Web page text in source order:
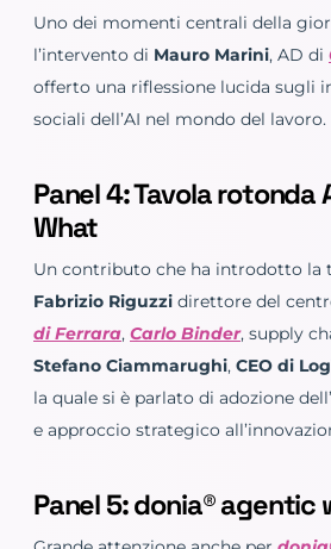
Uno dei momenti centrali della
l’intervento di Mauro Marini, AD di
offerto una riflessione lucida sugli
sociali dell’AI nel mondo del lavoro.
Panel 4: Tavola rotonda
What
Un contributo che ha introdotto la
Fabrizio Riguzzi direttore del
di Ferrara, Carlo Binder, supply
Stefano Ciammarughi, CEO di
la quale si è parlato di adozione
e approccio strategico
Panel 5: donia® agentic